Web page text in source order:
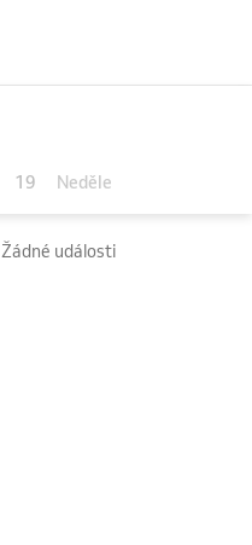
19 Neděle
Žádné události